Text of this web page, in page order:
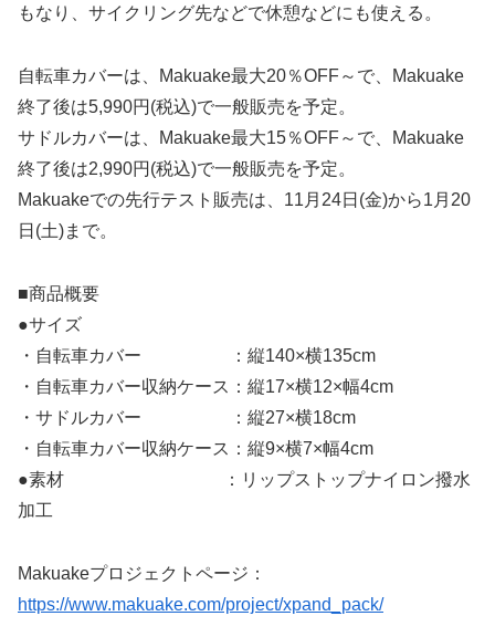
もなり、サイクリング先などで休憩などにも使える。
自転車カバーは、Makuake最大20％OFF～で、Makuake
終了後は5,990円(税込)で一般販売を予定。
サドルカバーは、Makuake最大15％OFF～で、Makuake
終了後は2,990円(税込)で一般販売を予定。
Makuakeでの先行テスト販売は、11月24日(金)から1月20
日(土)まで。
■商品概要
●サイズ
・自転車カバー ：縦140×横135cm
・自転車カバー収納ケース：縦17×横12×幅4cm
・サドルカバー ：縦27×横18cm
・自転車カバー収納ケース：縦9×横7×幅4cm
●素材 ：リップストップナイロン撥水
加工
Makuakeプロジェクトページ：
https://www.makuake.com/project/xpand_pack/